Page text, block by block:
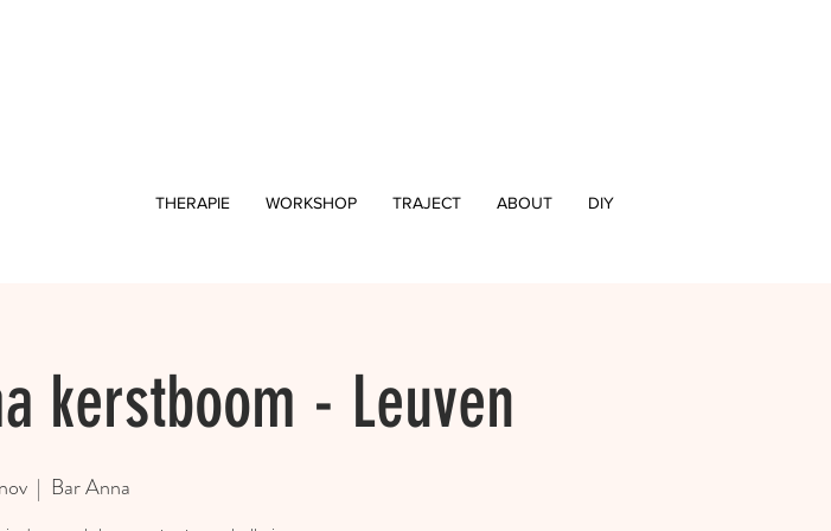
THERAPIE WORKSHOP TRAJECT ABOUT DIY
kerstboom - Leuven
  |
Bar Anna